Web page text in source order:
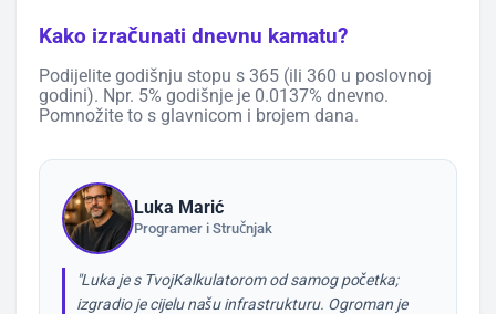
Kako izračunati dnevnu kamatu?
Podijelite godišnju stopu s 365 (ili 360 u poslovnoj
godini). Npr. 5% godišnje je 0.0137% dnevno.
Pomnožite to s glavnicom i brojem dana.
Luka Marić
Programer i Stručnjak
"Luka je s TvojKalkulatorom od samog početka;
izgradio je cijelu našu infrastrukturu. Ogroman je